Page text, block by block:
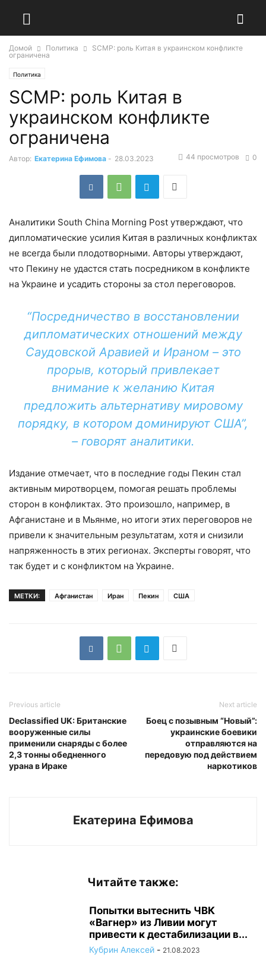
Домой Политика
SCMP: роль Китая в украинском конфликте
ограничена
Политика
SCMP: роль Китая в
украинском конфликте
ограничена
Автор: Екатерина Ефимова - 28.03.2023 0
44 просмотров
Аналитики South China Morning Post утверждают, что
дипломатические усилия Китая в различных конфликтах
не всегда были плодотворными. Авторы утверждают,
что Пекину не удастся стать посредником в конфликте
на Украине и усадить стороны за стол переговоров.
“Посредничество в восстановлении
дипломатических отношений между
Саудовской Аравией и Ираном – это
прорыв, который привлекает
внимание к желанию Китая
предложить альтернативу мировому
порядку, в котором доминируют США”,
– говорят аналитики.
Издание отмечает, что в последние годы Пекин стал
активным миротворцем, помогая решать проблемы
сторон в конфликтах. Это произошло, например, в
Афганистане и в Мьянме, но итоги этих переговоров не
привели к значительным результатам, хотя и снизили
напряженность в этих регионах. Эксперты говорят, что
так будет и с конфликтом на Украине.
МЕТКИ: Афганистан Иран Пекин США
Previous article
Declassified UK: Британские
вооруженные силы
применили снаряды с более
2,3 тонны обедненного
урана в Ираке
Next article
Боец с позывным “Новый”:
украинские боевики
отправляются на
передовую под действием
наркотиков
Екатерина Ефимова
Читайте также:
Попытки вытеснить ЧВК
«Вагнер» из Ливии могут
привести к дестабилизации в...
Кубрин Алексей - 21.08.2023